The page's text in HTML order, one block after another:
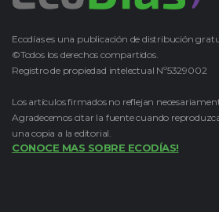
Ecodías es una publicación de distribución
©Todos los derechos compartidos.
Registro de propiedad intelectual Nº5329002
Los artículos firmados no reflejan
Agradecemos citar la fuente cuando
una copia a la editorial.
CONOCE MAS SOBRE ECODÍAS!